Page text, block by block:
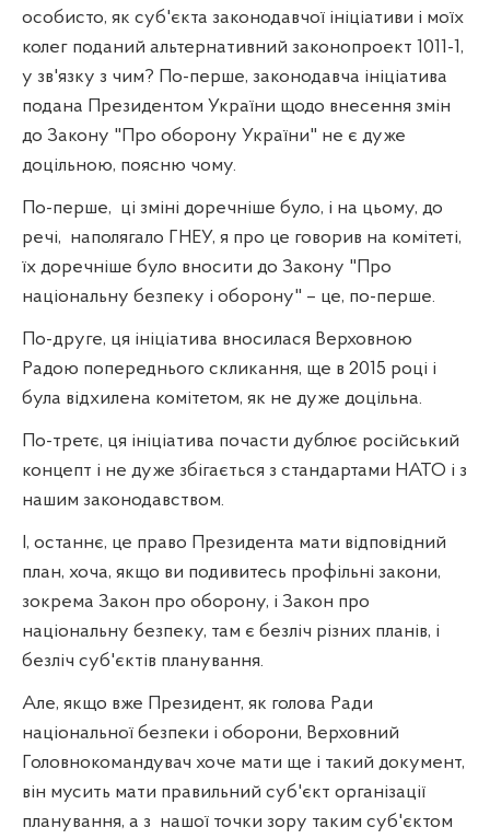
особисто, як суб'єкта законодавчої ініціативи і моїх
колег поданий альтернативний законопроект 1011-1,
у зв'язку з чим? По-перше, законодавча ініціатива
подана Президентом України щодо внесення змін
до Закону "Про оборону України" не є дуже
доцільною, поясню чому.
По-перше, ці зміні доречніше було, і на цьому, до
речі, наполягало ГНЕУ, я про це говорив на комітеті,
їх доречніше було вносити до Закону "Про
національну безпеку і оборону" – це, по-перше.
По-друге, ця ініціатива вносилася Верховною
Радою попереднього скликання, ще в 2015 році і
була відхилена комітетом, як не дуже доцільна.
По-третє, ця ініціатива почасти дублює російський
концепт і не дуже збігається з стандартами НАТО і з
нашим законодавством.
І, останнє, це право Президента мати відповідний
план, хоча, якщо ви подивитесь профільні закони,
зокрема Закон про оборону, і Закон про
національну безпеку, там є безліч різних планів, і
безліч суб'єктів планування.
Але, якщо вже Президент, як голова Ради
національної безпеки і оборони, Верховний
Головнокомандувач хоче мати ще і такий документ,
він мусить мати правильний суб'єкт організації
планування, а з нашої точки зору таким суб'єктом